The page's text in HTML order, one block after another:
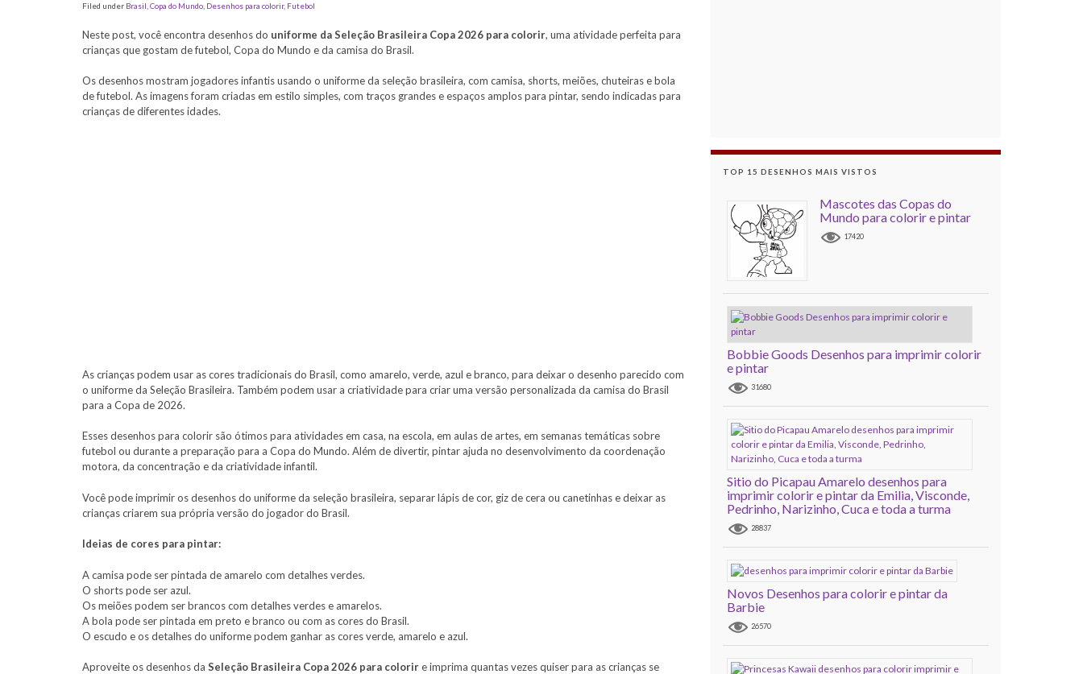
Filed under Brasil Copa do Mundo Desenhos para colorir, Futebol
Neste post, você encontra desenhos do uniforme da Seleção Brasileira Copa 2026 para colorir, uma atividade perfeita para
crianças que gostam de futebol, Copa do Mundo e da camisa do Brasil.
Os desenhos mostram jogadores infantis usando o uniforme da seleção brasileira, com camisa, shorts, meiões, chuteiras e bola
de futebol. As imagens foram criadas em estilo simples, com traços grandes e espaços amplos para pintar, sendo indicadas para
crianças de diferentes idades.
As crianças podem usar as cores tradicionais do Brasil, como amarelo, verde, azul e branco, para deixar o desenho parecido com
o uniforme da Seleção Brasileira. Também podem usar a criatividade para criar uma versão personalizada da camisa do Brasil
para a Copa de 2026.
Esses desenhos para colorir são ótimos para atividades em casa, na escola, em aulas de artes, em semanas temáticas sobre
futebol ou durante a preparação para a Copa do Mundo. Além de divertir, pintar ajuda no desenvolvimento da coordenação
motora, da concentração e da criatividade infantil.
Você pode imprimir os desenhos do uniforme da seleção brasileira, separar lápis de cor, giz de cera ou canetinhas e deixar as
crianças criarem sua própria versão do jogador do Brasil.
Ideias de cores para pintar:
A camisa pode ser pintada de amarelo com detalhes verdes.
O shorts pode ser azul.
Os meiões podem ser brancos com detalhes verdes e amarelos.
A bola pode ser pintada em preto e branco ou com as cores do Brasil.
O escudo e os detalhes do uniforme podem ganhar as cores verde, amarelo e azul.
Aproveite os desenhos da Seleção Brasileira Copa 2026 para colorire imprima quantas vezes quiser para as crianças se
TOP 15 DESENHOS MAIS VISTOS
Mascotes das Copas do
Mundo para colorir e pintar
17420
Bobbie Goods Desenhos para imprimir colorir
e pintar
31680
Sitio do Picapau Amarelo desenhos para
imprimir colorir e pintar da Emilia, Visconde,
Pedrinho, Narizinho, Cuca e toda a turma
28837
Novos Desenhos para colorir e pintar da
Barbie
26570